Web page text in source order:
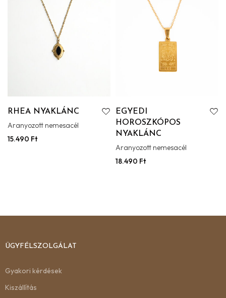
RHEA NYAKLÁNC
Aranyozott nemesacél
15.490 Ft
EGYEDI
HOROSZKÓPOS
NYAKLÁNC
Aranyozott nemesacél
18.490 Ft
ÜGYFÉLSZOLGÁLAT
Gyakori kérdések
Kiszállítás